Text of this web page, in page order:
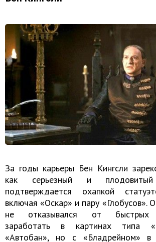
За годы карьеры Бен Кингсли
как серьезный и
подтверждается охапкой
включая «Оскар» и пару «Глобусов».
не отказывался от быстрых
заработать в картинах типа
«Автобан», но с «Бладрейном»